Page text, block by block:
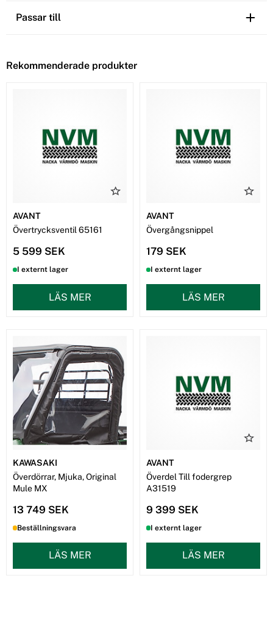
Passar till
Rekommenderade produkter
AVANT
Övertrycksventil 65161
5 599 SEK
I externt lager
LÄS MER
AVANT
Övergångsnippel
179 SEK
I externt lager
LÄS MER
KAWASAKI
Överdörrar, Mjuka, Original
Mule MX
13 749 SEK
Beställningsvara
LÄS MER
AVANT
Överdel Till fodergrep
A31519
9 399 SEK
I externt lager
LÄS MER